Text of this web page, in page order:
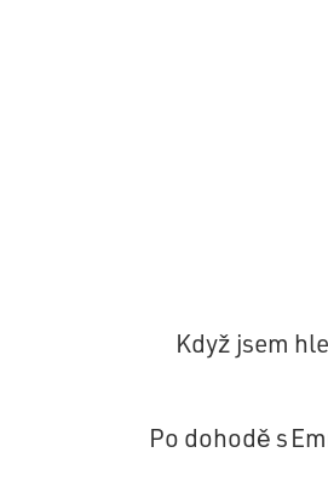
Když jsem
Po dohodě s